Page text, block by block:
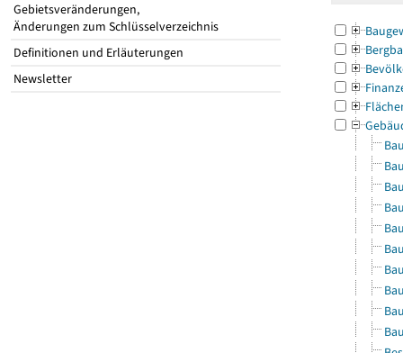
Gebietsveränderungen,
Änderungen zum Schlüsselverzeichnis
Definitionen und Erläuterungen
Newsletter